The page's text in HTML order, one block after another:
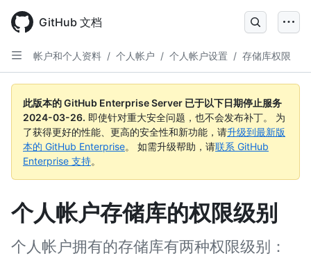
main
content
GitHub 文档
帐户和个人资料 / 个人帐户 / 个人帐户设置 / 存储库权限
此版本的 GitHub Enterprise Server 已于以下日期停止服务
2024-03-26. 即使针对重大安全问题，也不会发布补丁。 为
了获得更好的性能、更高的安全性和新功能，请升级到最新版
本的 GitHub Enterprise。 如需升级帮助，请联系 GitHub
Enterprise 支持。
个人帐户存储库的权限级别
个人帐户拥有的存储库有两种权限级别：